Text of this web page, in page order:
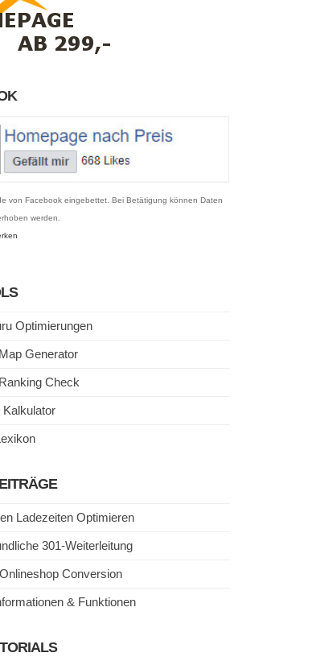
von Facebook eingebettet. Bei Betätigung können Daten
werden.
Optimierungen
Generator
Check
Ladezeiten Optimieren
301-Weiterleitung
Conversion
& Funktionen